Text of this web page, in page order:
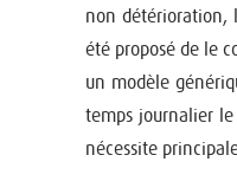
non détérioration,
été proposé de le
un modèle
temps journalier le
nécessite